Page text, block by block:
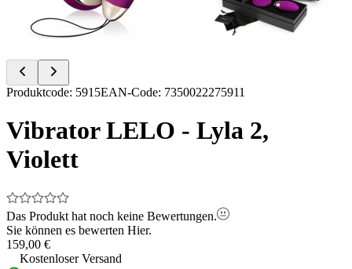
Item
of
2
Produktcode: 5915EAN-Code: 7350022275911
Vibrator LELO - Lyla 2,
Violett
Das Produkt hat noch keine Bewertungen.
Sie können es bewerten Hier.
159,00 €
Kostenloser Versand